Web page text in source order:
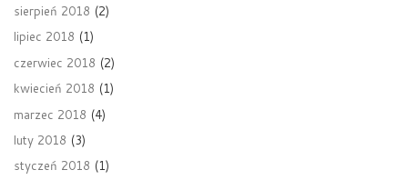
sierpień 2018 (2)
lipiec 2018 (1)
czerwiec 2018 (2)
kwiecień 2018 (1)
marzec 2018 (4)
luty 2018 (3)
styczeń 2018 (1)